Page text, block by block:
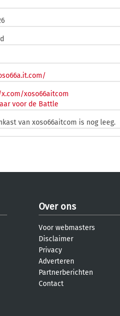
xoso66aitcom
voor de Battle
van xoso66aitcom is nog leeg.
Over ons
Voor webmasters
Disclaimer
Privacy
Adverteren
Partnerberichten
Contact